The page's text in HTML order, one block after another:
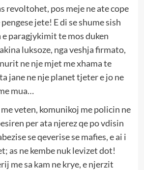
revoltohet, pos meje ne ate cope
jete! E di se shume sish
paragjykimit te mos duken
luksoze, nga veshja firmato,
ne nje mjet me xhama te
jane ne nje planet tjeter e jo ne
mua…
veten, komunikoj me policin ne
per ata njerez qe po vdisin
se qeverise se mafies, e ai i
as ne kembe nuk levizet dot!
me sa kam ne krye, e njerzit